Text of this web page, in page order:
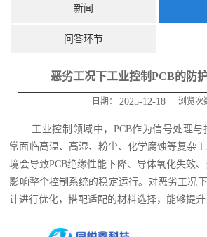
新闻
问答环节
恶劣工况下工业控制PCB的防
日期： 2025-12-18 浏览次
工业控制领域中，PCB作为信号处理与
常面临高温、高湿、粉尘、化学腐蚀等复杂
境会导致PCB绝缘性能下降、导体氧化失效
影响整个控制系统的稳定运行。对恶劣工况
计进行优化，搭配适配的材料选择，能够提升